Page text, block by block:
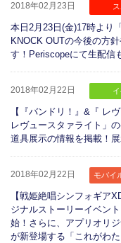
2018年02月23日
本日2月23日(金)17時より
KNOCK OUTの今後の方
す！Periscopeにて生配信
2018年02月22日
【『バンドリ！』&『 レ
レヴュースタァライト」
道具展示の情報を掲載！
2018年02月22日 モバイ
【戦姫絶唱シンフォギア
ジナルストーリーイベン
始！さらに、アプリオリ
が新登場する「これがわ